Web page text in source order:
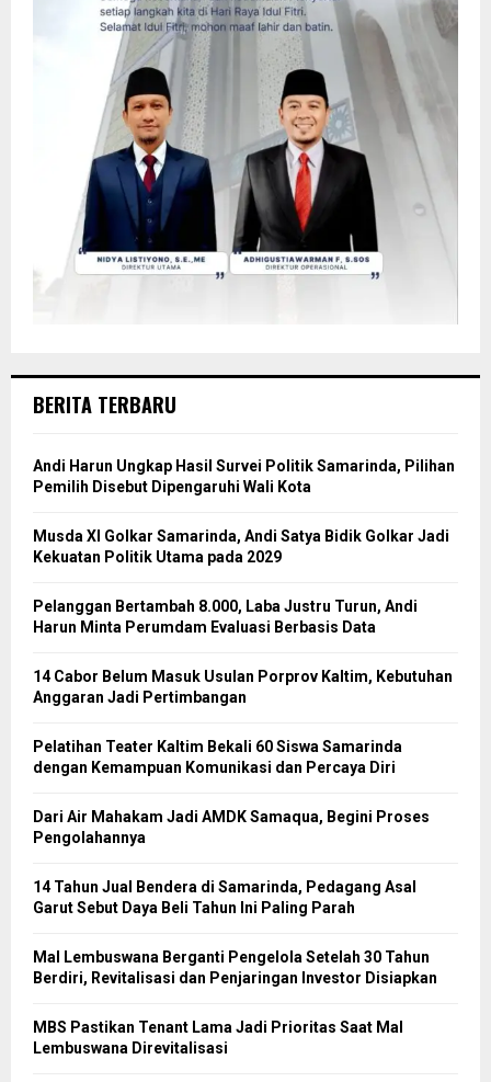
BERITA TERBARU
Andi Harun Ungkap Hasil Survei Politik Samarinda, Pilihan
Pemilih Disebut Dipengaruhi Wali Kota
Musda XI Golkar Samarinda, Andi Satya Bidik Golkar Jadi
Kekuatan Politik Utama pada 2029
Pelanggan Bertambah 8.000, Laba Justru Turun, Andi
Harun Minta Perumdam Evaluasi Berbasis Data
14 Cabor Belum Masuk Usulan Porprov Kaltim, Kebutuhan
Anggaran Jadi Pertimbangan
Pelatihan Teater Kaltim Bekali 60 Siswa Samarinda
dengan Kemampuan Komunikasi dan Percaya Diri
Dari Air Mahakam Jadi AMDK Samaqua, Begini Proses
Pengolahannya
14 Tahun Jual Bendera di Samarinda, Pedagang Asal
Garut Sebut Daya Beli Tahun Ini Paling Parah
Mal Lembuswana Berganti Pengelola Setelah 30 Tahun
Berdiri, Revitalisasi dan Penjaringan Investor Disiapkan
MBS Pastikan Tenant Lama Jadi Prioritas Saat Mal
Lembuswana Direvitalisasi